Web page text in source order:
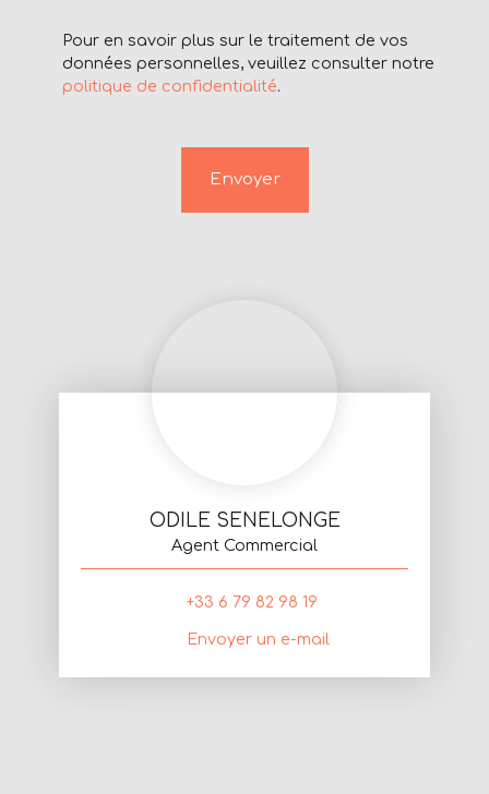
Pour en savoir plus sur le traitement de vos
données personnelles, veuillez consulter notre
politique de confidentialité.
Envoyer
ODILE SENELONGE
Agent Commercial
+33 6 79 82 98 19
Envoyer un e-mail